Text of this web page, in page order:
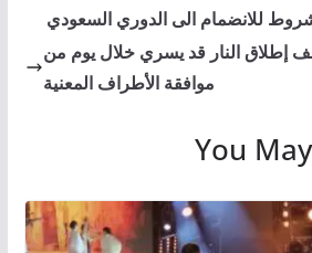
إطلاق النار قد يسري خلال يوم من
موافقة الأطراف المعنية
You